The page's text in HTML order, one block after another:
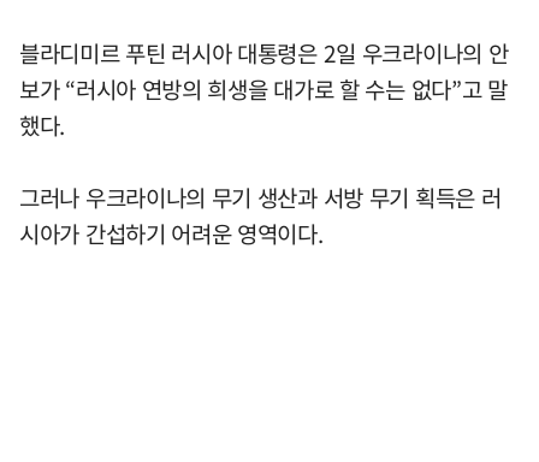
블라디미르 푸틴 러시아 대통령은 2일 우크라이나의 안
보가 “러시아 연방의 희생을 대가로 할 수는 없다”고 말
했다.
그러나 우크라이나의 무기 생산과 서방 무기 획득은 러
시아가 간섭하기 어려운 영역이다.